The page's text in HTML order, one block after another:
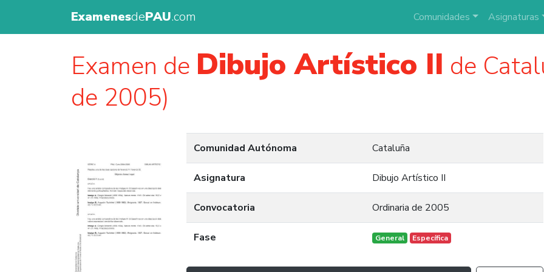
ExamenesdePAU.com Comunidades Asignaturas
Examen de Dibujo Artístico II de
de 2005)
Comunidad Autónoma Cataluña
Asignatura Dibujo Artístico II
Convocatoria Ordinaria de 2005
Fase General Específica